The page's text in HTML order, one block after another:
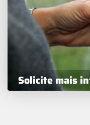
Solicite mais